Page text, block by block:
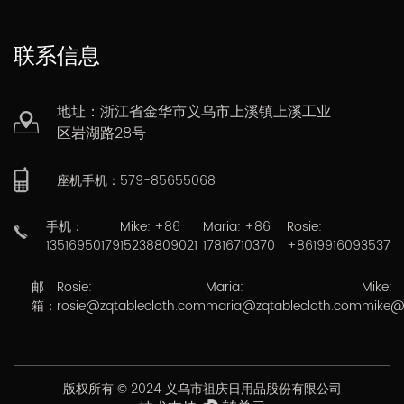
联系信息
地址：浙江省金华市义乌市上溪镇上溪工业
区岩湖路28号
座机手机：579-85655068
手机：
13516950179
Mike: +86
15238809021
Maria: +86
17816710370
Rosie:
+8619916093537
邮
箱：
Rosie:
rosie@zqtablecloth.com
Maria:
maria@zqtablecloth.com
Mike:
版权所有 © 2024 义乌市祖庆日用品股份有限公司